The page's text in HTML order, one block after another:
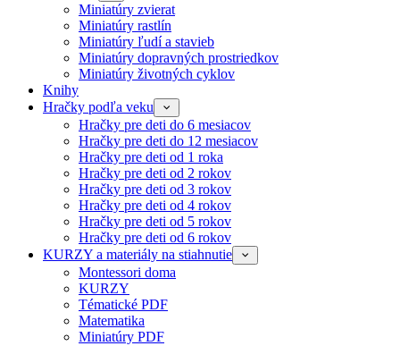
Miniatúry zvierat
Miniatúry rastlín
Miniatúry ľudí a stavieb
Miniatúry dopravných prostriedkov
Miniatúry životných cyklov
Knihy
Hračky podľa veku
Hračky pre deti do 6 mesiacov
Hračky pre deti do 12 mesiacov
Hračky pre deti od 1 roka
Hračky pre deti od 2 rokov
Hračky pre deti od 3 rokov
Hračky pre deti od 4 rokov
Hračky pre deti od 5 rokov
Hračky pre deti od 6 rokov
KURZY a materiály na stiahnutie
Montessori doma
KURZY
Tématické PDF
Matematika
Miniatúry PDF